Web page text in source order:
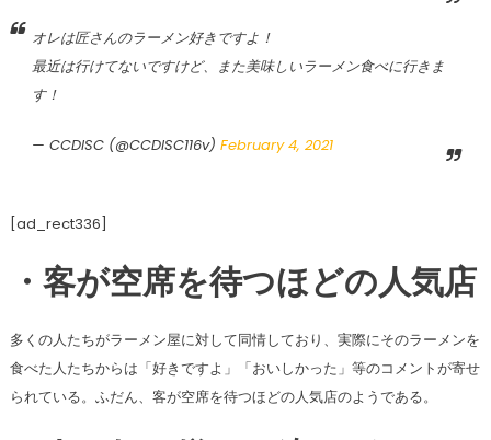
オレは匠さんのラーメン好きですよ！
最近は行けてないですけど、また美味しいラーメン食べに行きま
す！
— CCDISC (@CCDISC116v) February 4, 2021
[ad_rect336]
・客が空席を待つほどの人気店
多くの人たちがラーメン屋に対して同情しており、実際にそのラーメンを
食べた人たちからは「好きですよ」「おいしかった」等のコメントが寄せ
られている。ふだん、客が空席を待つほどの人気店のようである。